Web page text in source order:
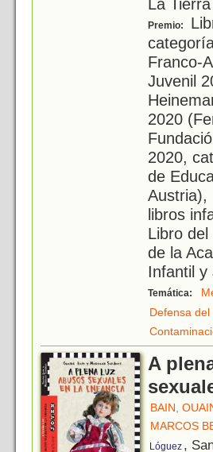
La
Premio:
Franco-
Juvenil
2020
2020,
de
Austria),
libros
Libro
de la
Infantil y
Temática:
Defensa
A
BAIN,
MARCOS
Lóguez ,